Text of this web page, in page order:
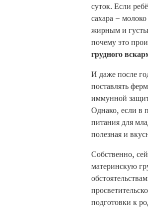
суток. Если
сахара –
жирным и
почему это
грудного
И даже после
поставлять
иммунной
Однако, если в
питания для
полезная и
Собственно,
материнскую
подготовки к